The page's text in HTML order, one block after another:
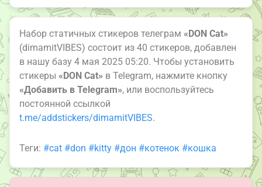
Набор статичных стикеров телеграм «DON Cat»
(dimamitVIBES) состоит из 40 стикеров, добавлен
в нашу базу 4 мая 2025 05:20. Чтобы установить
стикеры «DON Cat» в Telegram, нажмите кнопку
«Добавить в Telegram», или воспользуйтесь
постоянной ссылкой
t.me/addstickers/dimamitVIBES.
Теги: #cat #don #kitty #дон #котенок #кошка